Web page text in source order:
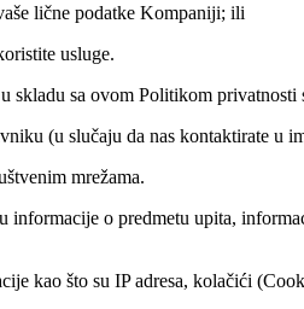
lične podatke Kompaniji; ili
usluge.
sa ovom Politikom privatnosti
(u slučaju da nas kontaktirate
mrežama.
o predmetu upita,
kao što su IP adresa, kolačići